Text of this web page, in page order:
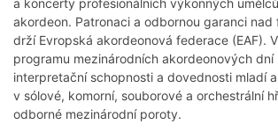
a koncerty profesionálních výkonných
akordeon. Patronaci a odbornou garanci
drží Evropská akordeonová federace (EAF).
programu mezinárodních akordeonových dní
interpretační schopnosti a dovednosti mladí
v sólové, komorní, souborové a orchestrální
odborné mezinárodní poroty.